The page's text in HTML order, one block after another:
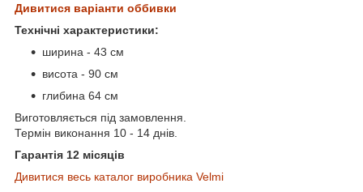
Дивитися варіанти оббивки
Технічні характеристики:
ширина - 43 см
висота - 90 см
глибина 64 см
Виготовляється під замовлення.
Термін виконання 10 - 14 днів.
Гарантія 12 місяців
Дивитися весь каталог виробника Velmi